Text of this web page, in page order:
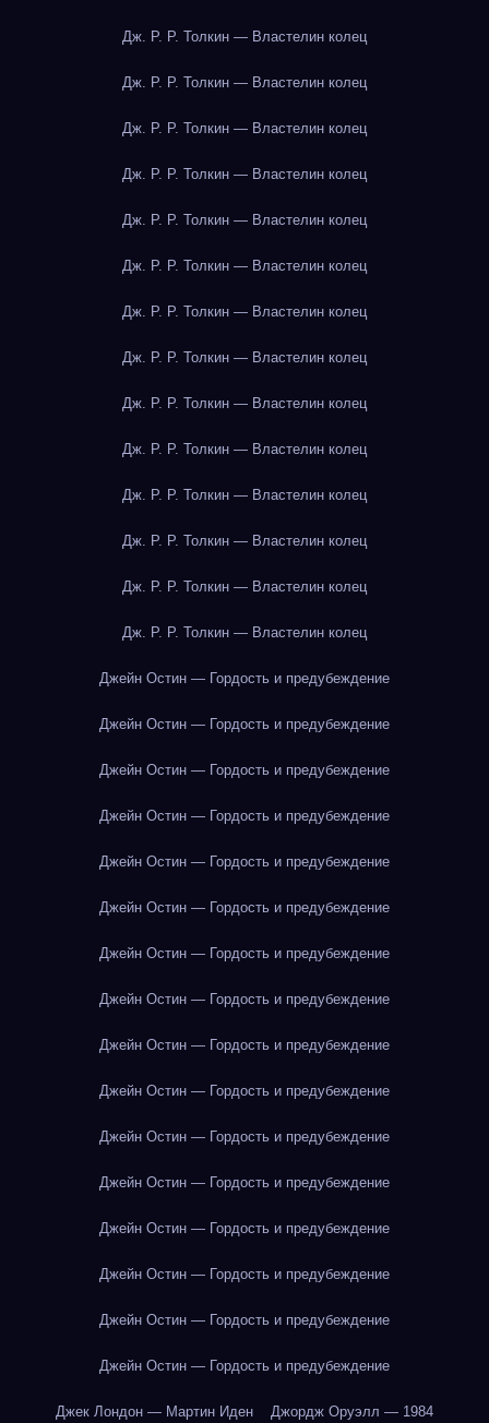
Дж. Р. Р. Толкин — Властелин колец
Дж. Р. Р. Толкин — Властелин колец
Дж. Р. Р. Толкин — Властелин колец
Дж. Р. Р. Толкин — Властелин колец
Дж. Р. Р. Толкин — Властелин колец
Дж. Р. Р. Толкин — Властелин колец
Дж. Р. Р. Толкин — Властелин колец
Дж. Р. Р. Толкин — Властелин колец
Дж. Р. Р. Толкин — Властелин колец
Дж. Р. Р. Толкин — Властелин колец
Дж. Р. Р. Толкин — Властелин колец
Дж. Р. Р. Толкин — Властелин колец
Дж. Р. Р. Толкин — Властелин колец
Дж. Р. Р. Толкин — Властелин колец
Джейн Остин — Гордость и предубеждение
Джейн Остин — Гордость и предубеждение
Джейн Остин — Гордость и предубеждение
Джейн Остин — Гордость и предубеждение
Джейн Остин — Гордость и предубеждение
Джейн Остин — Гордость и предубеждение
Джейн Остин — Гордость и предубеждение
Джейн Остин — Гордость и предубеждение
Джейн Остин — Гордость и предубеждение
Джейн Остин — Гордость и предубеждение
Джейн Остин — Гордость и предубеждение
Джейн Остин — Гордость и предубеждение
Джейн Остин — Гордость и предубеждение
Джейн Остин — Гордость и предубеждение
Джейн Остин — Гордость и предубеждение
Джейн Остин — Гордость и предубеждение
Джек Лондон — Мартин Иден Джордж Оруэлл — 1984